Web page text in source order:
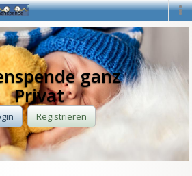
ganz
Privat
Registrieren